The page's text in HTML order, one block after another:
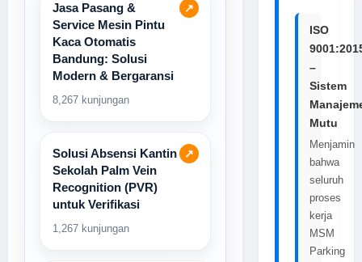
↗
Jasa Pasang &
Service Mesin Pintu
Kaca Otomatis
Bandung: Solusi
Modern & Bergaransi
8,267 kunjungan
↗
Solusi Absensi Kantin
Sekolah Palm Vein
Recognition (PVR)
untuk Verifikasi
1,267 kunjungan
ISO
–
Sistem
Mutu
Menjamin
bahwa
seluruh
proses
kerja
MSM
Parking